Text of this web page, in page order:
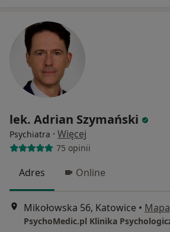
lek. Adrian Szymański
Psychiatra · Więcej
75 opinii
Adres Online
Mikołowska 56, Katowice • Mapa